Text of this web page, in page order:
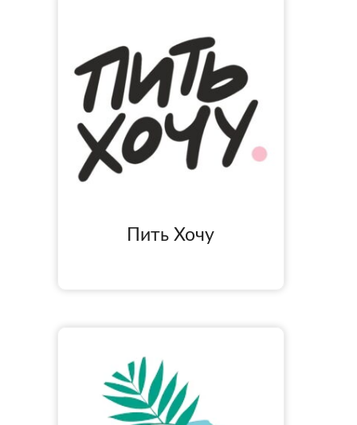
Пить Хочу